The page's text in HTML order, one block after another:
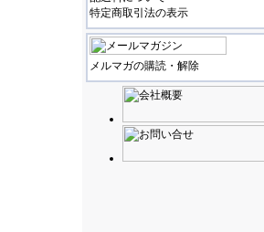
特定商取引法の表示
メルマガの購読・解除